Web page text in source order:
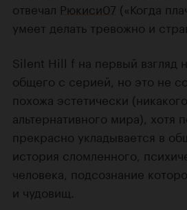
отвечал Рюкиси07 («Когда
умеет делать тревожно и
Silent Hill f на первый взгляд
общего с серией, но это не
похожа эстетически
альтернативного мира), хотя
прекрасно укладывается в
история сломленного,
человека, подсознание
и чудовищ.